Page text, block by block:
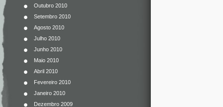
Outubro 2010
Setembro 2010
Agosto 2010
Julho 2010
Junho 2010
Maio 2010
Abril 2010
Fevereiro 2010
Janeiro 2010
Dezembro 2009